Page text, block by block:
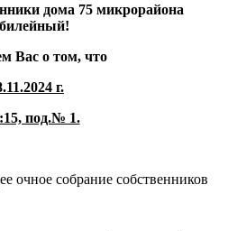
дома 75 микрорайона
Вас о том, что
г.
под.№ 1.
очное собрание собственников